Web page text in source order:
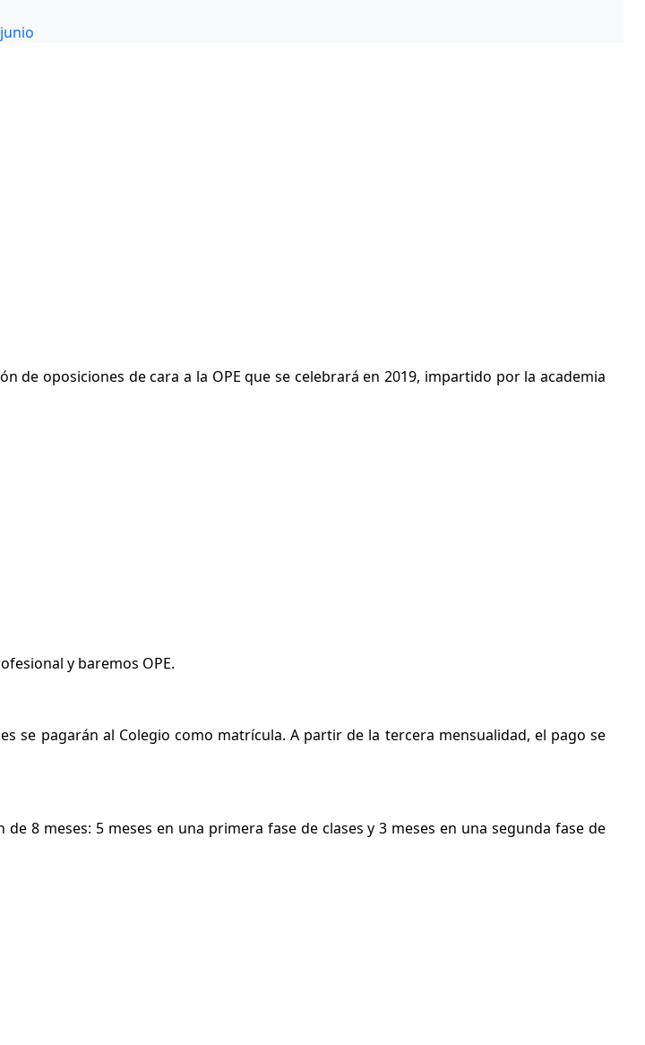
Email
de oposiciones de cara a la OPE que se celebrará en 2019, impartido por la academia
y baremos OPE.
se pagarán al Colegio como matrícula. A partir de la tercera mensualidad, el pago se
8 meses: 5 meses en una primera fase de clases y 3 meses en una segunda fase de